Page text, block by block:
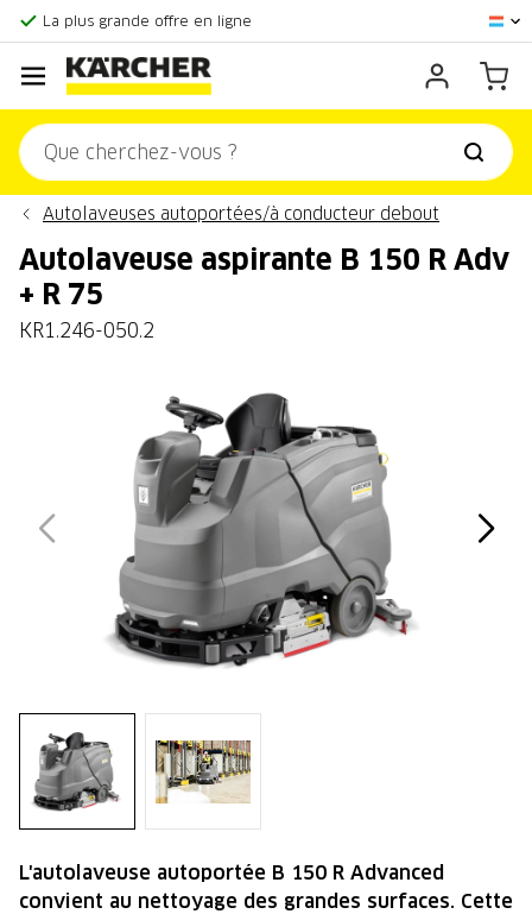
La plus grande offre en ligne
Centre officiel Kärcher
Score client:9,3/10
Autolaveuses autoportées/à conducteur debout
Autolaveuse aspirante B 150 R Adv
+ R 75
KR1.246-050.2
L'autolaveuse autoportée B 150 R Advanced
convient au nettoyage des grandes surfaces. Cette